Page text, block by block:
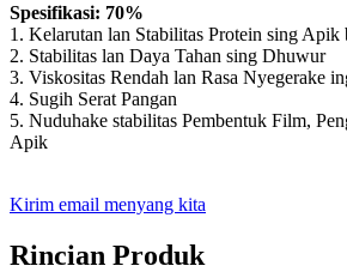
Spesifikasi: 70%
1. Kelarutan lan Stabilitas Protein sing Apik
2. Stabilitas lan Daya Tahan sing Dhuwur
3. Viskositas Rendah lan Rasa Nyegerake
4. Sugih Serat Pangan
5. Nuduhake stabilitas Pembentuk Film,
Apik
Kirim email menyang kita
Rincian Produk